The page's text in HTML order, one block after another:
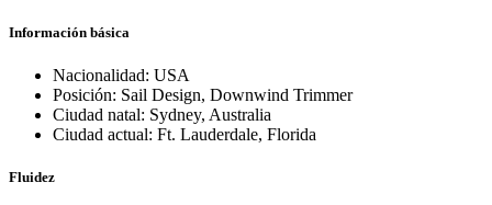
Información básica
Nacionalidad: USA
Posición: Sail Design, Downwind Trimmer
Ciudad natal: Sydney, Australia
Ciudad actual: Ft. Lauderdale, Florida
Fluidez